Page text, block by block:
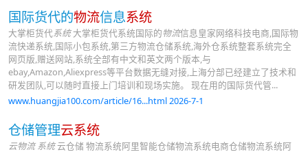
国际货代的物流信息系统
大掌柜货代系统大掌柜货代系统国际的物流信息皇家网络科技电商,国际物
流快递系统,国际小包系统,第三方物流仓储系统,海外仓系统整套系统完全
网页版,赠送网站,系统全部有中文和英文两个版本,与
ebay,Amazon,Aliexpress等平台数据无缝对接,上海分部已经建立了技术和
研发团队,可以随时直接上门培训和现场实施。 现在用的国际货代管...
www.huangjia100.com/article/16...html 2026-7-1
仓储管理云系统
云物流 系统云仓储 物流系统阿里智能仓储物流系统电商仓储物流系统阿